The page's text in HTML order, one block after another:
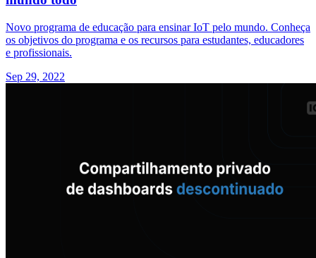
Novo programa de educação para ensinar IoT pelo mundo. Conheça
os objetivos do programa e os recursos para estudantes, educadores
e profissionais.
Sep 29, 2022